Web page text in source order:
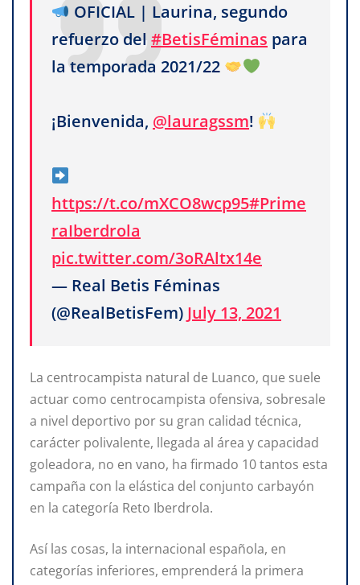
OFICIAL | Laurina, segundo
refuerzo del #BetisFéminas para
la temporada 2021/22
¡Bienvenida, @lauragssm!
https://t.co/mXCO8wcp95#Prime
raIberdrola
pic.twitter.com/3oRAltx14e
— Real Betis Féminas
(@RealBetisFem) July 13, 2021
La centrocampista natural de Luanco, que suele
actuar como centrocampista ofensiva, sobresale
a nivel deportivo por su gran calidad técnica,
carácter polivalente, llegada al área y capacidad
goleadora, no en vano, ha firmado 10 tantos esta
campaña con la elástica del conjunto carbayón
en la categoría Reto Iberdrola.
Así las cosas, la internacional española, en
categorías inferiores, emprenderá la primera